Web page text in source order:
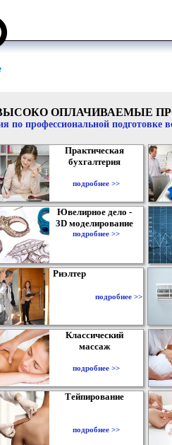
ОПЛАЧИВАЕМЫЕ
по профессиональной подготовке
Практическая
бухгалтерия
подробнее >>
Ювелирное дело -
3D моделирование
подробнее >>
Риэлтер
подробнее >>
Классический
массаж
подробнее >>
Тейпирование
подробнее >>